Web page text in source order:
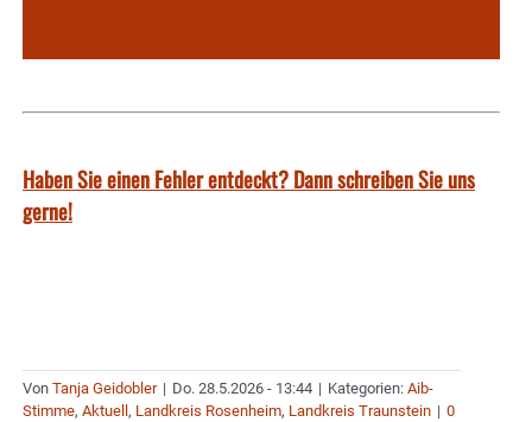
Haben Sie einen Fehler entdeckt? Dann schreiben Sie uns
gerne!
Von Tanja Geidobler | Do. 28.5.2026 - 13:44 | Kategorien: Aib-
Stimme, Aktuell, Landkreis Rosenheim, Landkreis Traunstein | 0